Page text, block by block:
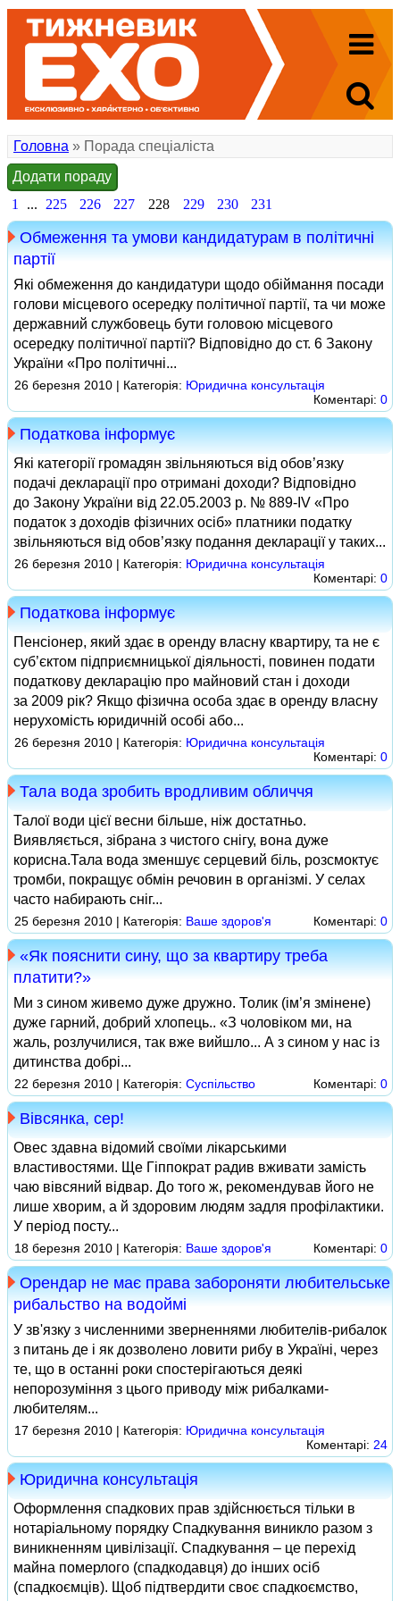
Головна » Порада спеціаліста
Додати пораду
1
... 225 226 227 228 229 230 231
Обмеження та умови кандидатурам в політичні
партії
Які обмеження до кандидатури щодо обіймання посади
голови місцевого осередку політичної партії, та чи може
державний службовець бути головою місцевого
осередку політичної партії? Відповідно до ст. 6 Закону
України «Про політичні...
26 березня 2010 | Категорія: Юридична консультація
Коментарі: 0
Податкова інформує
Які категорії громадян звільняються від обо­в’яз­ку
подачі декларації про отримані доходи? Відповідно
до Закону України від 22.05.2003 р. № 889‑ІV «Про
податок з доходів фізичних осіб» платники податку
звільняються від обов’язку подання декларації у таких...
26 березня 2010 | Категорія: Юридична консультація
Коментарі: 0
Податкова інформує
Пенсіонер, який здає в оренду власну квартиру, та не є
суб’єктом підприємницької діяльності, повинен подати
податкову декларацію про майновий стан і доходи
за 2009 рік? Якщо фізична особа здає в оренду власну
нерухомість юридичній особі або...
26 березня 2010 | Категорія: Юридична консультація
Коментарі: 0
Тала вода зробить вродливим обличчя
Талої води цієї весни більше, ніж достатньо.
Виявляється, зібрана з чистого снігу, вона дуже
корисна.Тала вода зменшує серцевий біль, розсмоктує
тромби, покращує обмін речовин в організмі. У селах
часто набирають сніг...
25 березня 2010 | Категорія: Ваше здоров'я Коментарі: 0
«Як пояснити сину, що за квартиру треба
платити?»
Ми з сином живемо дуже дружно. Толик (ім’я змінене)
дуже гарний, добрий хлопець.. «З чоловіком ми, на
жаль, розлучилися, так вже вийшло... А з сином у нас із
дитинства добрі...
22 березня 2010 | Категорія: Суспільство Коментарі: 0
Вівсянка, сер!
Овес здавна відомий своїми лікарськими
властивостями. Ще Гіппократ радив вживати замість
чаю вівсяний відвар. До того ж, рекомендував його не
лише хворим, а й здоровим людям задля профілактики.
У період посту...
18 березня 2010 | Категорія: Ваше здоров'я Коментарі: 0
Орендар не має права забороняти любительське
рибальство на водоймі
У зв'язку з численними зверненнями любителів-рибалок
з питань де і як дозволено ловити рибу в Україні, через
те, що в останні роки спостерігаються деякі
непорозуміння з цього приводу між рибалками-
любителям...
17 березня 2010 | Категорія: Юридична консультація
Коментарі: 24
Юридична консультація
Оформлення спадкових прав здійснюється тільки в
нотаріальному порядку Спадкування виникло разом з
виникненням цивілізації. Спадкування – це перехід
майна померлого (спадкодавця) до інших осіб
(спадкоємців). Щоб підтвердити своє спадкоємство,